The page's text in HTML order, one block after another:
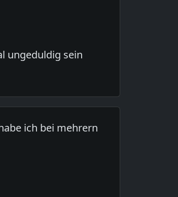
ungeduldig sein
ich bei mehrern